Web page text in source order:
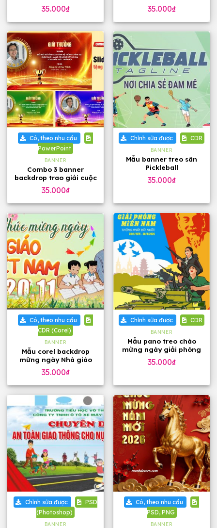
35.000₫ 35.000₫
Có, theo nhu cầu
PowerPoint
BANNER
Combo 3 banner
backdrop trao giải cuộc
thi bản PowerPoint
35.000₫
Chỉnh sửa được CDR
BANNER
Mẫu banner treo sân
Pickleball
35.000₫
Có, theo nhu cầu
CDR (Corel)
BANNER
Mẫu corel backdrop
mừng ngày Nhà giáo
Việt Nam 20-11
35.000₫
Chỉnh sửa được CDR
BANNER
Mẫu pano treo chào
mừng ngày giải phóng
miền Nam 30-4
35.000₫
Chỉnh sửa được
PSD
(Photoshop)
BANNER
Có, theo nhu cầu
PSD, PNG
BANNER